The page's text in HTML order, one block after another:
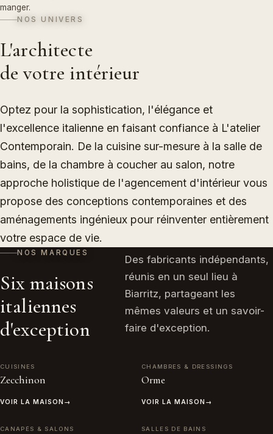
manger.
NOS UNIVERS
L'architecte
de votre intérieur
Optez pour la sophistication, l'élégance et
l'excellence italienne en faisant confiance à L'atelier
Contemporain. De la cuisine sur-mesure à la salle de
bains, de la chambre à coucher au salon, notre
approche holistique de l'agencement d'intérieur vous
propose des conceptions contemporaines et des
aménagements ingénieux pour réinventer entièrement
votre espace de vie.
NOS MARQUES
Six maisons
italiennes
d'exception
Des fabricants indépendants,
réunis en un seul lieu à
Biarritz, partageant les
mêmes valeurs et un savoir-
faire d'exception.
CUISINES
Zecchinon
VOIR LA MAISON →
CHAMBRES & DRESSINGS
Orme
VOIR LA MAISON →
CANAPÉS & SALONS SALLES DE BAINS